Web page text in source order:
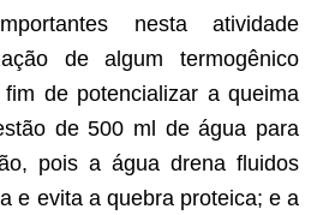
nesta atividade
de algum termogênico
de potencializar a queima
de 500 ml de água para
pois a água drena fluidos
e evita a quebra proteica; e a